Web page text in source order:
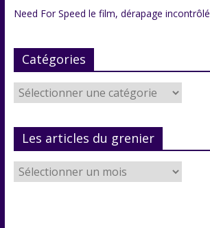
Need For Speed le film, dérapage incontrôlé
Catégories
Catégories
Les articles du grenier
Les
articles